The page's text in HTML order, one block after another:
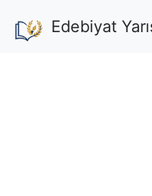
Edebiyat